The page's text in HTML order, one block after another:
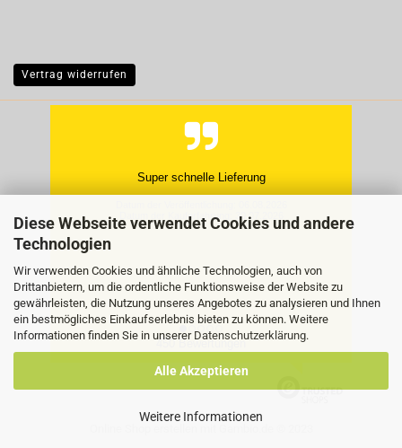
Diese Webseite verwendet Cookies und andere
Technologien
Wir verwenden Cookies und ähnliche Technologien, auch von
Drittanbietern, um die ordentliche Funktionsweise der Website zu
gewährleisten, die Nutzung unseres Angebotes zu analysieren und Ihnen
ein bestmögliches Einkaufserlebnis bieten zu können. Weitere
Informationen finden Sie in unserer Datenschutzerklärung.
Alle Akzeptieren
Weitere Informationen
Vertrag widerrufen
Super schnelle Lieferung
Datum der Kauferfahrung: 30.07.2026
450 Bewertungen